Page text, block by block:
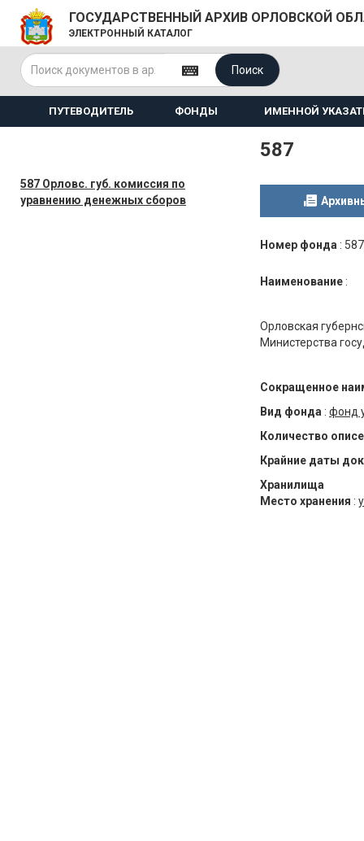
ГОСУДАРСТВЕННЫЙ АРХИВ ОРЛОВСКОЙ
ЭЛЕКТРОННЫЙ КАТАЛОГ
Поиск
ПУТЕВОДИТЕЛЬ ФОНДЫ ИМЕННОЙ
587 Орловс. губ. комиссия по
уравнению денежных сборов
587
Номер фонда : 587
Наименование :
Орловская
Министерства
Сокращенное
Вид фонда : фонд
Количество
Крайние даты
Хранилища
Место хранения :